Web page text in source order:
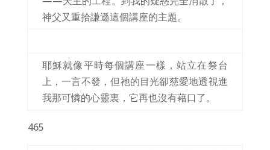
神父又重拾謙遜這個講座的主題。
耶穌就像平時每個講座一樣，站立在祭台
上，一言不發，但祂的目光卻慈愛地透視進
我那可憐的心靈裏，它再也沒有藉口了。
465